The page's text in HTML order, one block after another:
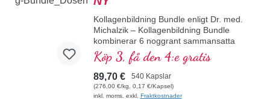
Kollagenbildning Bundle enligt Dr. med.
Michalzik – Kollagenbildning Bundle
kombinerar 6 noggrant sammansatta
kosttillskott med glycin, prolin, lysin, järn,
zink och vitamin C, vilket bidrar till normal
kollagenbildning för hudens och
benstommens normala funktion. Tillverkat
i Tyskland, 100 % veganskt,
Köp 3, få den 4:e gratis
89,70 € 540 Kapslar
(276,00 €/kg, 0,17 €/Kapsel)
inkl. moms. exkl. Fraktkostnader